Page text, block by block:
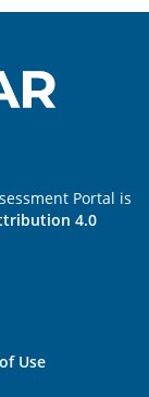
Portal is
4.0
Use